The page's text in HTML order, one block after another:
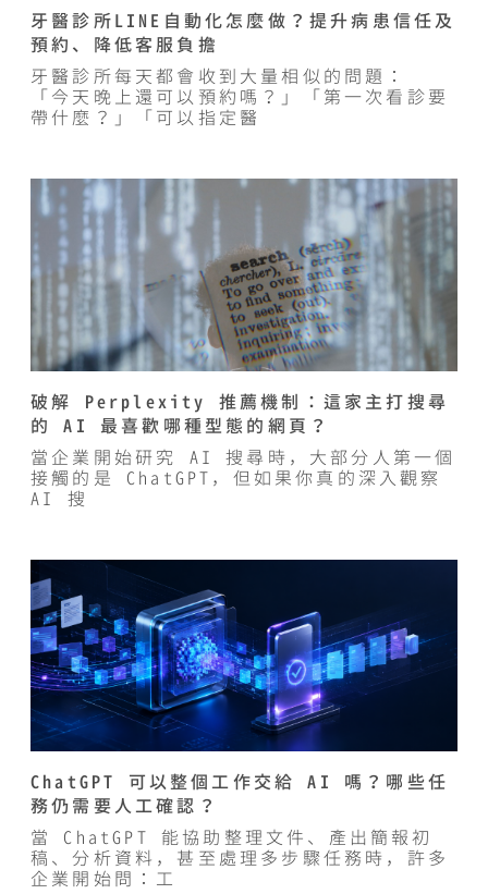
牙醫診所LINE自動化怎麼做？提升病患信任及
預約、降低客服負擔
牙醫診所每天都會收到大量相似的問題：
「今天晚上還可以預約嗎？」「第一次看診要
帶什麼？」「可以指定醫
破解 Perplexity 推薦機制：這家主打搜尋
的 AI 最喜歡哪種型態的網頁？
當企業開始研究 AI 搜尋時，大部分人第一個
接觸的是 ChatGPT，但如果你真的深入觀察
AI 搜
ChatGPT 可以整個工作交給 AI 嗎？哪些任
務仍需要人工確認？
當 ChatGPT 能協助整理文件、產出簡報初
稿、分析資料，甚至處理多步驟任務時，許多
企業開始問：工